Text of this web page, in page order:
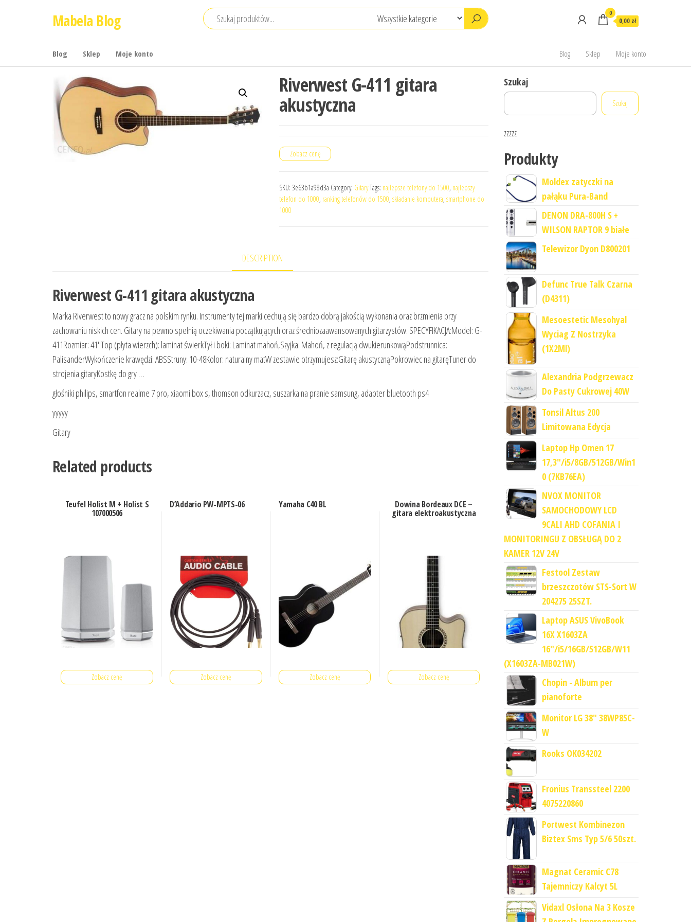
Mabela Blog 0
0,00 zł
Blog Sklep Moje konto Blog Sklep Moje konto
Riverwest G-411 gitara
akustyczna
Zobacz cenę
SKU: 3e63b1a98d3a Category: GitaryTags: najlepsze telefony do 1500, najlepszy
telefon do 1000, ranking telefonów do 1500, składanie komputera, smartphone do
1000
DESCRIPTION
Riverwest G-411 gitara akustyczna
Marka Riverwest to nowy gracz na polskim rynku. Instrumenty tej marki cechują się bardzo dobrą jakością wykonania oraz brzmienia przy
zachowaniu niskich cen. Gitary na pewno spełnią oczekiwania początkujących oraz średniozaawansowanych gitarzystów. SPECYFIKACJA:Model: G-
411Rozmiar: 41″Top (płyta wierzch): laminat świerkTył i boki: Laminat mahoń,Szyjka: Mahoń, z regulacją dwukierunkowąPodstrunnica:
PalisanderWykończenie krawędzi: ABSStruny: 10-48Kolor: naturalny matW zestawie otrzymujesz:Gitarę akustycznąPokrowiec na gitaręTuner do
strojenia gitaryKostkę do gry …
głośniki philips, smartfon realme 7 pro, xiaomi box s, thomson odkurzacz, suszarka na pranie samsung, adapter bluetooth ps4
yyyyy
Gitary
Related products
Teufel Holist M + Holist S
107000506
Zobacz cenę
D’Addario PW-MPTS-06
Zobacz cenę
Yamaha C40 BL
Zobacz cenę
Dowina Bordeaux DCE –
gitara elektroakustyczna
Zobacz cenę
Szukaj
Szukaj
zzzzz
Produkty
Moldex zatyczki na
pałąku Pura-Band
DENON DRA-800H S +
WILSON RAPTOR 9 białe
Telewizor Dyon D800201
Defunc True Talk Czarna
(D4311)
Mesoestetic Mesohyal
Wyciag Z Nostrzyka
(1X2Ml)
Alexandria Podgrzewacz
Do Pasty Cukrowej 40W
Tonsil Altus 200
Limitowana Edycja
Laptop Hp Omen 17
17,3"/i5/8GB/512GB/Win1
0 (7KB76EA)
NVOX MONITOR
SAMOCHODOWY LCD
9CALI AHD COFANIA I
MONITORINGU Z OBSŁUGĄ DO 2
KAMER 12V 24V
Festool Zestaw
brzeszczotów STS-Sort W
204275 25SZT.
Laptop ASUS VivoBook
16X X1603ZA
16"/i5/16GB/512GB/W11
(X1603ZA-MB021W)
Chopin - Album per
pianoforte
Monitor LG 38" 38WP85C-
W
Rooks OK034202
Fronius Transsteel 2200
4075220860
Portwest Kombinezon
Biztex Sms Typ 5/6 50szt.
Magnat Ceramic C78
Tajemniczy Kalcyt 5L
Vidaxl Osłona Na 3 Kosze